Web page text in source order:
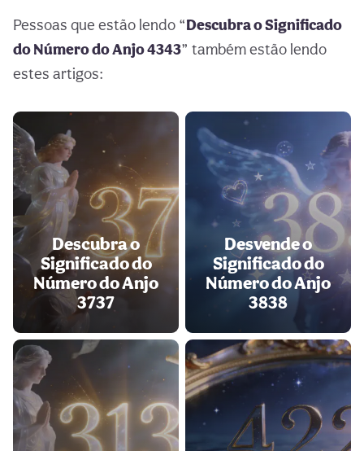
Pessoas que estão lendo “Descubra o Significado
do Número do Anjo 4343” também estão lendo
estes artigos:
Descubra o
Significado do
Número do Anjo
3737
Desvende o
Significado do
Número do Anjo
3838